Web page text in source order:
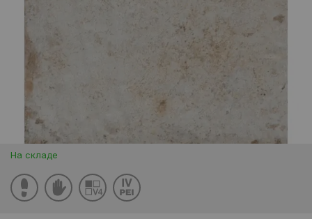
На складе